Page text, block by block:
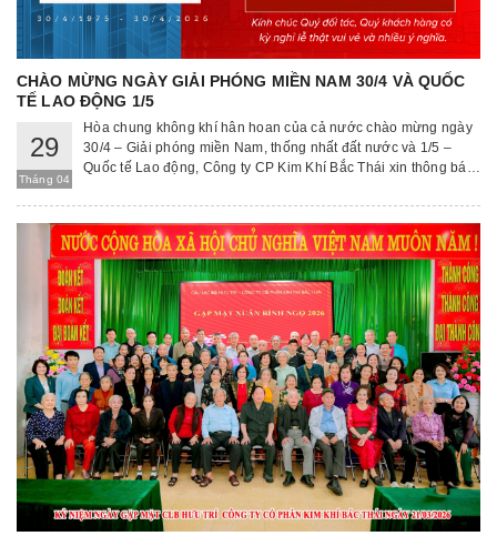
CHÀO MỪNG NGÀY GIẢI PHÓNG MIỀN NAM 30/4 VÀ QUỐC
TẾ LAO ĐỘNG 1/5
29
Tháng 04
Hòa chung không khí hân hoan của cả nước chào mừng ngày
30/4 – Giải phóng miền Nam, thống nhất đất nước và 1/5 –
Quốc tế Lao động, Công ty CP Kim Khí Bắc Thái xin thông báo